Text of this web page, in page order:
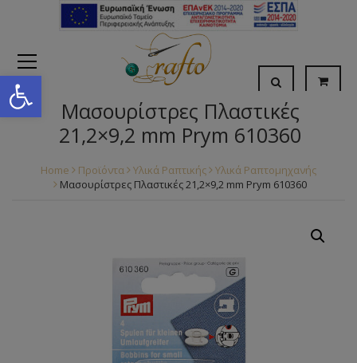
Open toolbar
Μασουρίστρες Πλαστικές
21,2×9,2 mm Prym 610360
Home Προϊόντα Υλικά Ραπτικής
Υλικά Ραπτομηχανής
Μασουρίστρες Πλαστικές 21,2×9,2 mm Prym 610360